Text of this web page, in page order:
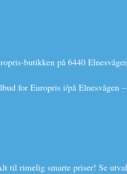
butikken på 6440
for Europris i/på Elnesvågen
til rimelig smarte priser! Se